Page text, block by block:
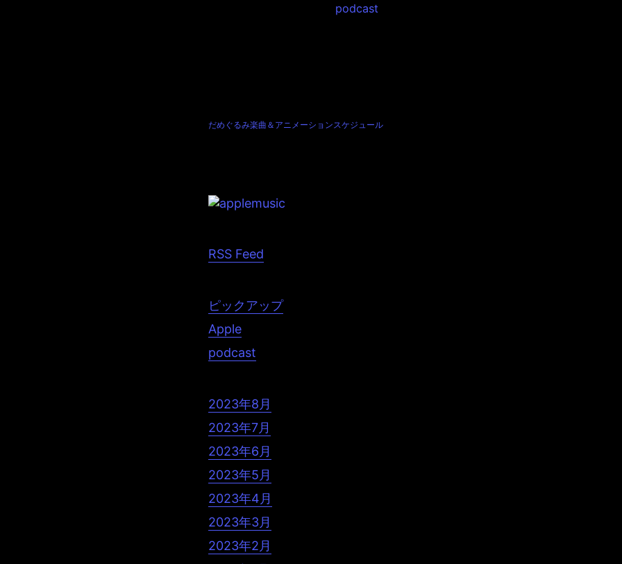
podcast
だめぐるみ楽曲＆アニメーションスケジュール
RSS Feed
ピックアップ
Apple
podcast
2023年8月
2023年7月
2023年6月
2023年5月
2023年4月
2023年3月
2023年2月